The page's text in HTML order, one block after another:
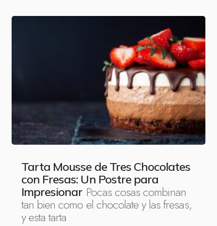
Tarta Mousse de Tres Chocolates
con Fresas: Un Postre para
Impresionar Pocas cosas combinan
tan bien como el chocolate y las fresas,
y esta tarta